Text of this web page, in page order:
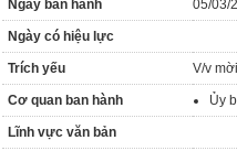
Ngày ban hành 05/03/
Ngày có hiệu lực
Trích yếu V/v
Cơ quan ban hành Ủy
Lĩnh vực văn bản